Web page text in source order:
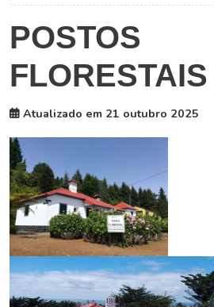
POSTOS
FLORESTAIS
Atualizado em 21 outubro 2025